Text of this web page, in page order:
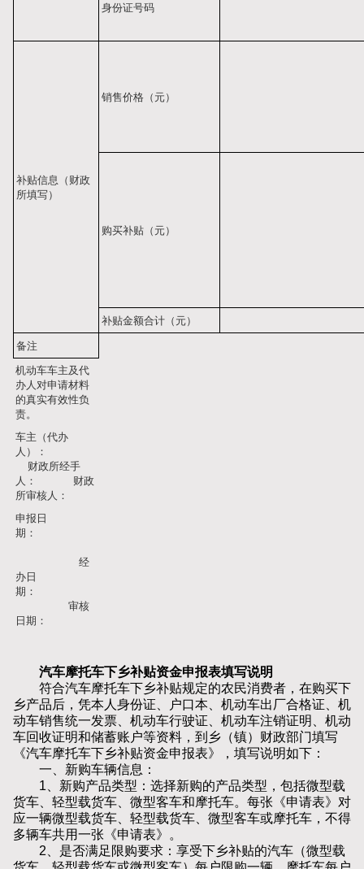
身份证号码
补贴信息（财政
所填写）
销售价格（元）
购买补贴（元）
补贴金额合计（元）
备注
机动车车主及代
办人对申请材料
的真实有效性负
责。
车主（代办
人）：
财政所经手
人：
财政
所审核人：
申报日
期：
经
办日
期：
审核
日期：
汽车摩托车下乡补贴资金申报表填写说明
符合汽车摩托车下乡补贴规定的农民消费者，在购买下
乡产品后，凭本人身份证、户口本、机动车出厂合格证、机
动车销售统一发票、机动车行驶证、机动车注销证明、机动
车回收证明和储蓄账户等资料，到乡（镇）财政部门填写
《汽车摩托车下乡补贴资金申报表》，填写说明如下：
一、新购车辆信息：
1、新购产品类型：选择新购的产品类型，包括微型载
货车、轻型载货车、微型客车和摩托车。每张《申请表》对
应一辆微型载货车、轻型载货车、微型客车或摩托车，不得
多辆车共用一张《申请表》。
2、是否满足限购要求：享受下乡补贴的汽车（微型载